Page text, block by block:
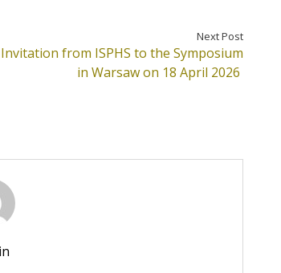
Next Post
Invitation from ISPHS to the Symposium
in Warsaw on 18 April 2026